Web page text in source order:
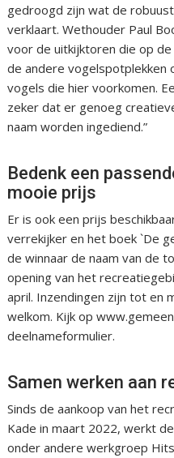
gedroogd zijn wat de
verklaart. Wethouder Paul
voor de uitkijktoren die op
de andere vogelspotplekken
vogels die hier voorkomen.
zeker dat er genoeg
naam worden ingediend.”
Bedenk een
mooie prijs
Er is ook een prijs
verrekijker en het boek `De
de winnaar de naam van de
opening van het
april. Inzendingen zijn tot en
welkom. Kijk op
deelnameformulier.
Samen werken aan
Sinds de aankoop van het
Kade in maart 2022, werkt
onder andere werkgroep